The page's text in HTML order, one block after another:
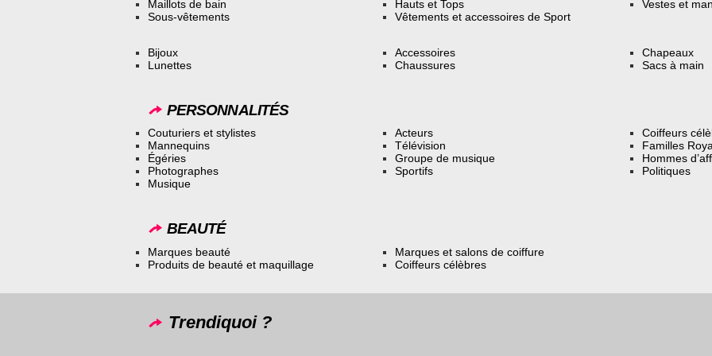
Maillots de bain
Sous-vêtements
Hauts et Tops
Vêtements et accessoires de Sport
Vestes et
Bijoux
Lunettes
Accessoires
Chaussures
Chapeaux
Sacs à main
PERSONNALITÉS
Couturiers et stylistes
Mannequins
Égéries
Photographes
Musique
Acteurs
Télévision
Groupe de musique
Sportifs
Coiffeurs
Familles
Hommes
Politiques
BEAUTÉ
Marques beauté
Produits de beauté et maquillage
Marques et salons de coiffure
Coiffeurs célèbres
Trendiquoi ?